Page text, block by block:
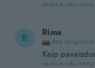
około 6 roku temu
R Rima
Rok
Kaip
około 6 roku temu